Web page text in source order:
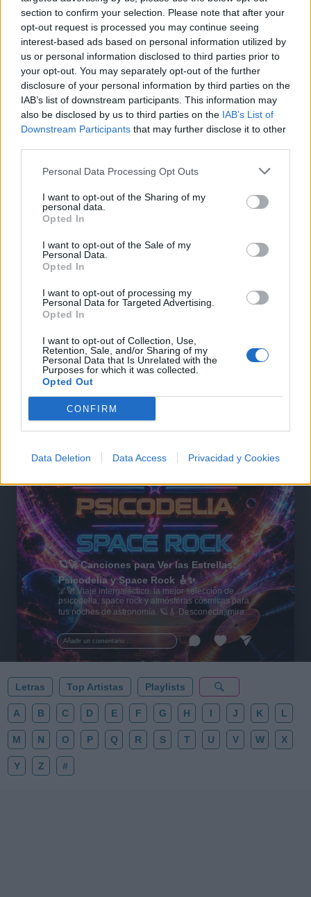
section to confirm your selection. Please note that after your
opt-out request is processed you may continue seeing
interest-based ads based on personal information utilized by
us or personal information disclosed to third parties prior to
your opt-out. You may separately opt-out of the further
disclosure of your personal information by third parties on the
IAB’s list of downstream participants. This information may
also be disclosed by us to third parties on the IAB’s List of
Downstream Participants that may further disclose it to other
Personal Data Processing Opt Outs
I want to opt-out of the Sharing of my
personal data.
Opted In
I want to opt-out of the Sale of my
Personal Data.
Opted In
I want to opt-out of processing my
Personal Data for Targeted Advertising.
Opted In
I want to opt-out of Collection, Use,
Retention, Sale, and/or Sharing of my
Personal Data that Is Unrelated with the
Purposes for which it was collected.
Opted Out
CONFIRM
Data Deletion Data Access Privacidad y Cookies
Añadir un comentario ...
🪐🚀 Canciones para Ver las Estrellas:
Psicodelia y Space Rock 🎸✨
🌌🚀 Viaje intergaláctico: la mejor selección de
psicodelia, space rock y atmósferas cósmicas para
tus noches de astronomía. 🪐🎸 Desconecta, mira
al firmamento y siente la gravedad cero. 💾 ¡Guarda
esta colección para tu próxima noche estrellada!
✨⭐
Letras Top Artistas Playlists
A B C D E F G H I J K L
M N O P Q R S T U V W X
Y Z #